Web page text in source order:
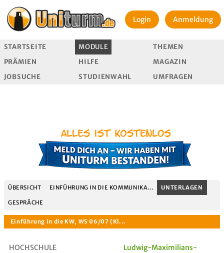
Login Anmeldung
STARTSEITE MODULE
THEMEN
PRÄMIEN
HILFE
MAGAZIN
JOBSUCHE
STUDIENWAHL UMFRAGEN
ÜBERSICHT EINFÜHRUNG IN DIE KOMMUNIKA... UNTERLAGEN
GESPRÄCHE
HOCHSCHULE
Ludwig-Maximilians-